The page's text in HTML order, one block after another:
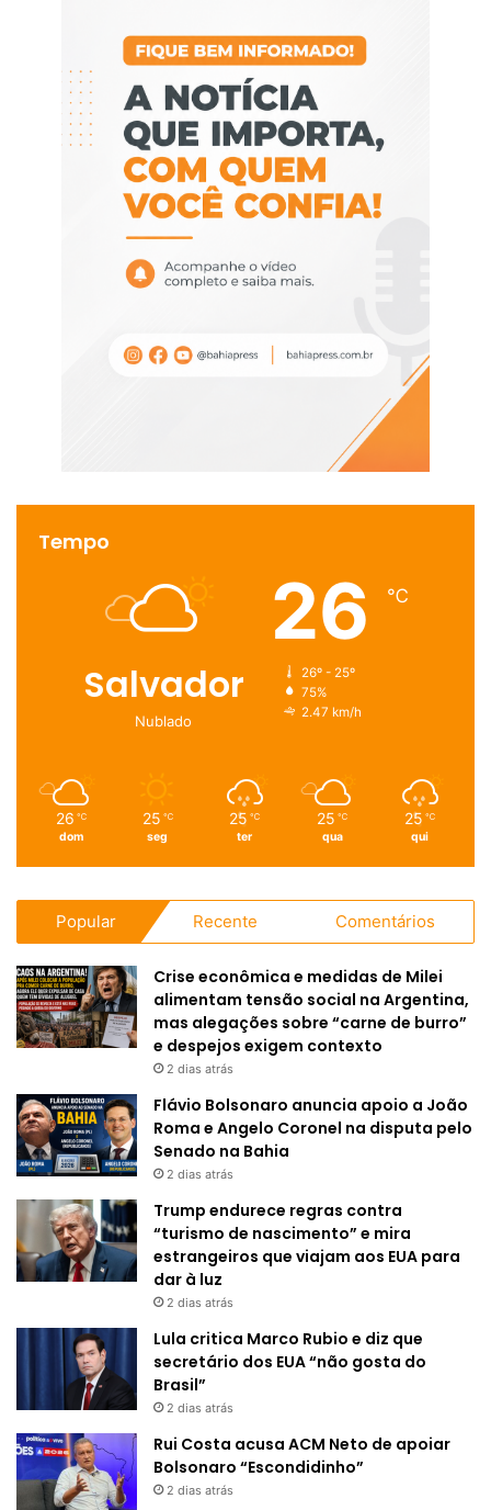
Tempo
Salvador
Nublado
26 ℃
26º - 25º
75%
2.47 km/h
26 ℃
dom
25 ℃
seg
25 ℃
ter
25 ℃
qua
25 ℃
qui
Popular Recente Comentários
Crise econômica e medidas de Milei
alimentam tensão social na Argentina,
mas alegações sobre “carne de burro”
e despejos exigem contexto
2 dias atrás
Flávio Bolsonaro anuncia apoio a João
Roma e Angelo Coronel na disputa pelo
Senado na Bahia
2 dias atrás
Trump endurece regras contra
“turismo de nascimento” e mira
estrangeiros que viajam aos EUA para
dar à luz
2 dias atrás
Lula critica Marco Rubio e diz que
secretário dos EUA “não gosta do
Brasil”
2 dias atrás
Rui Costa acusa ACM Neto de apoiar
Bolsonaro “Escondidinho”
2 dias atrás